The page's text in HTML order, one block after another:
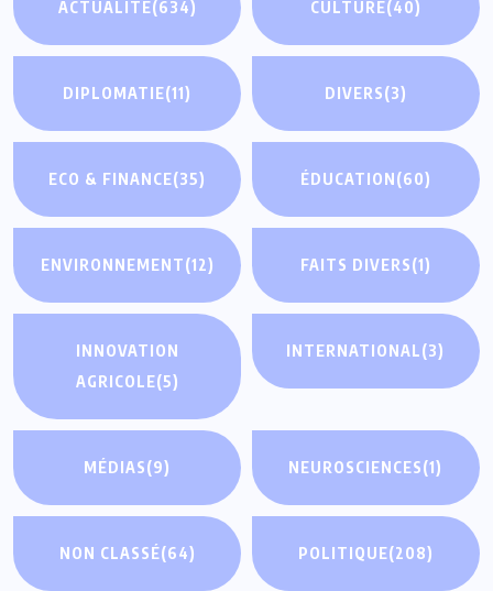
ACTUALITE(634) CULTURE(40)
DIPLOMATIE(11) DIVERS(3)
ECO & FINANCE(35) ÉDUCATION(60)
ENVIRONNEMENT(12) FAITS DIVERS(1)
INNOVATION
AGRICOLE(5)
INTERNATIONAL(3)
MÉDIAS(9) NEUROSCIENCES(1)
NON CLASSÉ(64) POLITIQUE(208)